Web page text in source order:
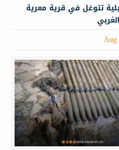
تتوغل في قرية معرية
Aug